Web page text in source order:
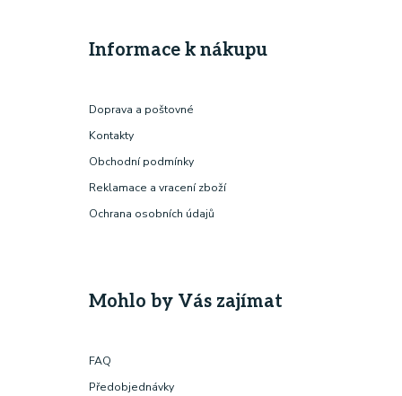
Informace k nákupu
Doprava a poštovné
Kontakty
Obchodní podmínky
Reklamace a vracení zboží
Ochrana osobních údajů
Mohlo by Vás zajímat
FAQ
Předobjednávky